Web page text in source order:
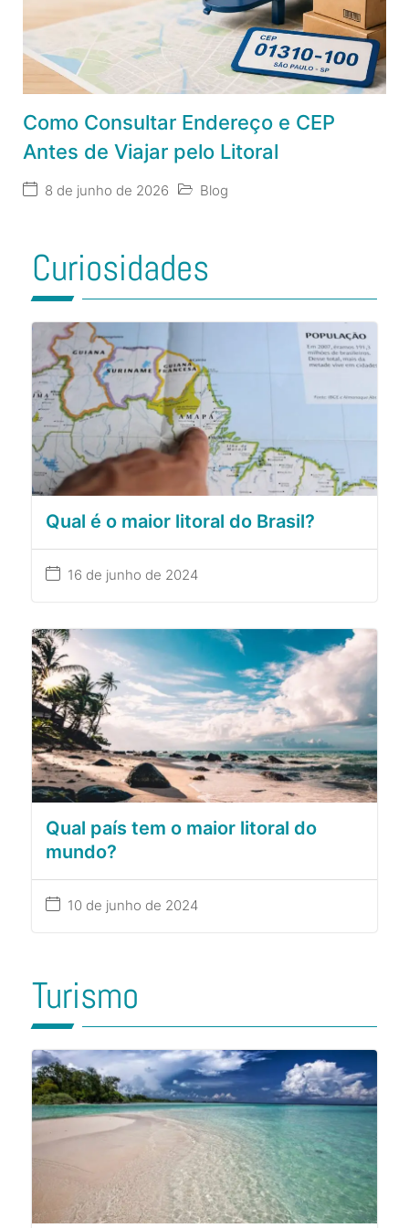
Como Consultar Endereço e CEP
Antes de Viajar pelo Litoral
8 de junho de 2026 Blog
Curiosidades
Qual é o maior litoral do Brasil?
16 de junho de 2024
Qual país tem o maior litoral do
mundo?
10 de junho de 2024
Turismo